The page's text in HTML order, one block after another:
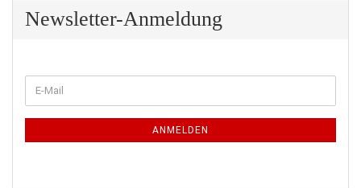
Newsletter-Anmeldung
ZUR
NEWSLETTER-
E-
Mail
ANMELDEN